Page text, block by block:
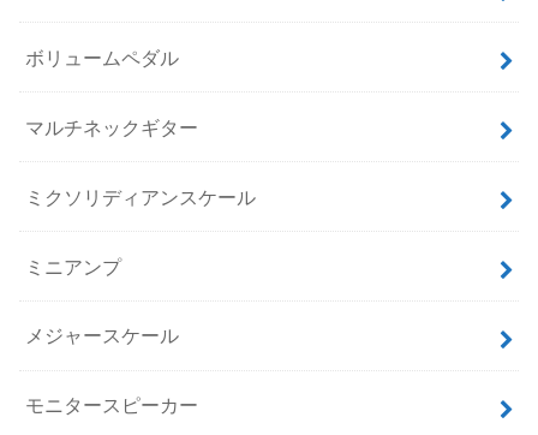
ボリュームペダル
マルチネックギター
ミクソリディアンスケール
ミニアンプ
メジャースケール
モニタースピーカー